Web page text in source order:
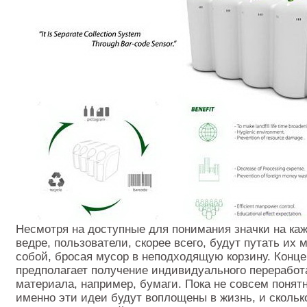
Несмотря на доступные для понимания значки на
ведре, пользователи, скорее всего, будут путать их
собой, бросая мусор в неподходящую корзину.
предполагает получение индивидуального
материала, например, бумаги. Пока не совсем
именно эти идеи будут воплощены в жизнь, и